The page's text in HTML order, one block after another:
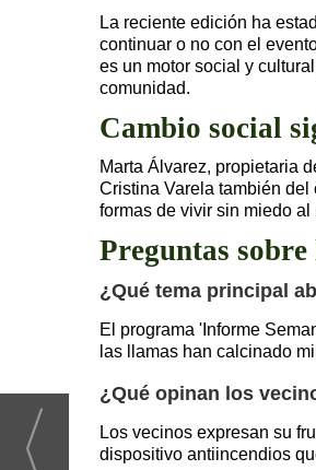
La reciente edición ha
continuar o no con el
es un motor social y
comunidad.
Cambio social
Marta Álvarez, propietaria
Cristina Varela también
formas de vivir sin miedo
Preguntas
¿Qué tema principal
El programa 'Informe
las llamas han calcinado
¿Qué opinan los
Los vecinos expresan su
dispositivo antiincendios